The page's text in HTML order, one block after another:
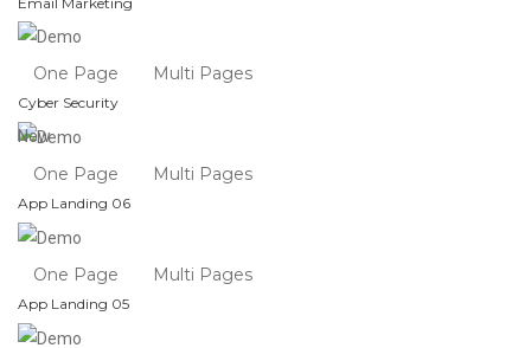
One Page Multi Pages
Cyber Security
New
One Page Multi Pages
App Landing 06
One Page Multi Pages
App Landing 05